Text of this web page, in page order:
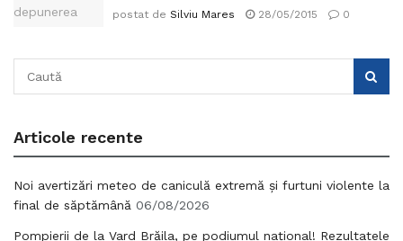
postat de Silviu Mares 28/05/2015 0
Articole recente
Noi avertizări meteo de caniculă extremă și furtuni violente la
final de săptămână 06/08/2026
Pompierii de la Vard Brăila, pe podiumul național! Rezultatele